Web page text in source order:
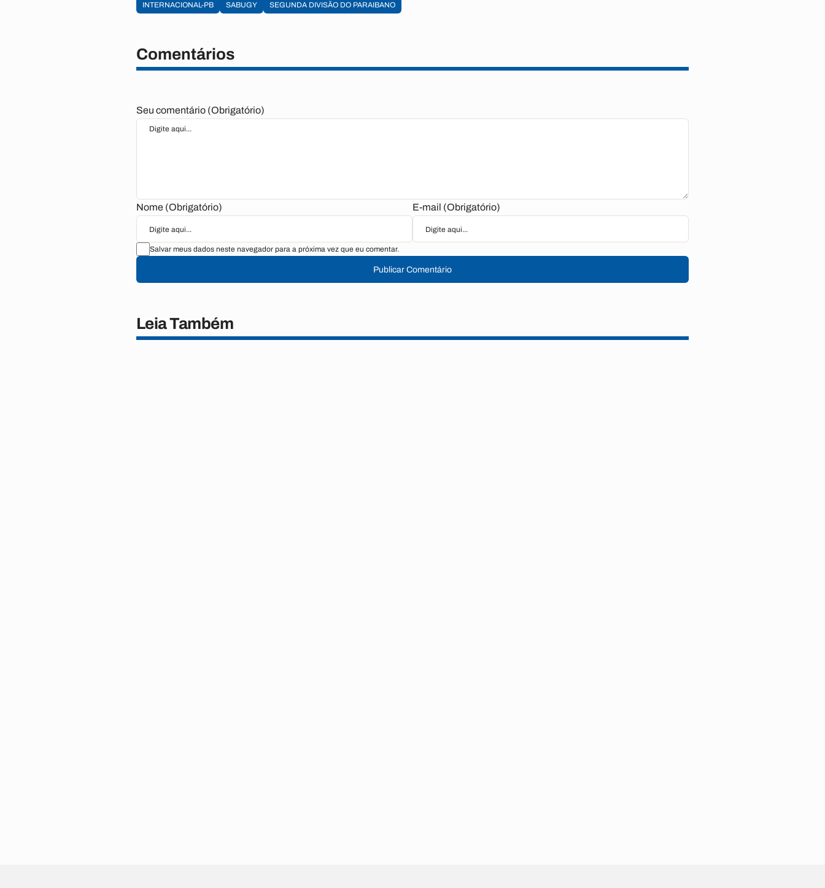
INTERNACIONAL-PB SABUGY SEGUNDA DIVISÃO DO PARAIBANO
Comentários
Seu comentário (Obrigatório)
Nome (Obrigatório) E-mail (Obrigatório)
Salvar meus dados neste navegador para a próxima vez que eu comentar.
Publicar Comentário
Leia Também